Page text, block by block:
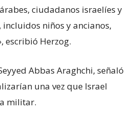
ciudadanos israelíes y
niños y ancianos,
escribió Herzog.
Abbas Araghchi, señaló
una vez que Israel
militar.